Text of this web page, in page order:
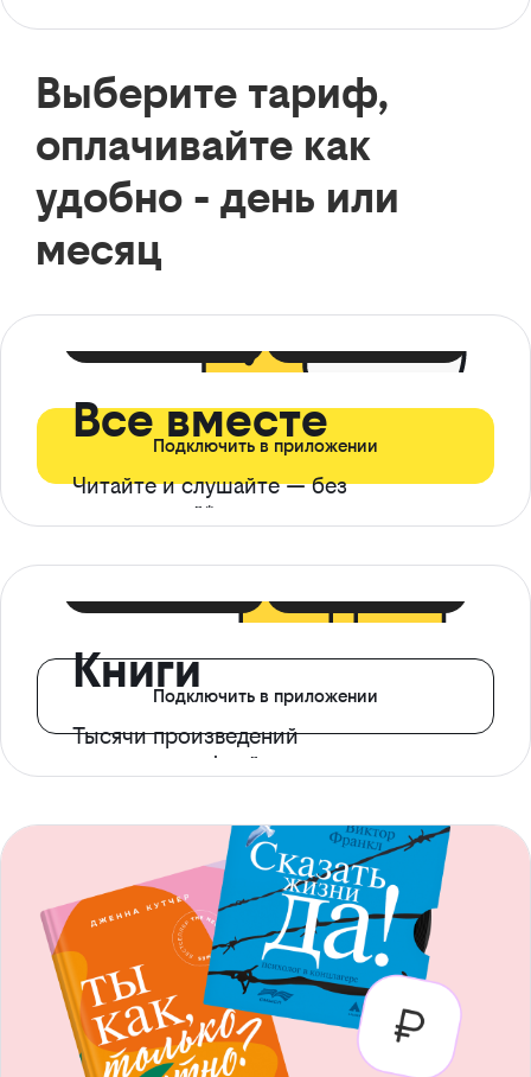
Выберите тариф,
оплачивайте как
удобно - день или
месяц
Все вместе
Читайте и слушайте — без
ограничений*
Подключить в приложении
Книги
Тысячи произведений
с доступом офлайн
Подключить в приложении